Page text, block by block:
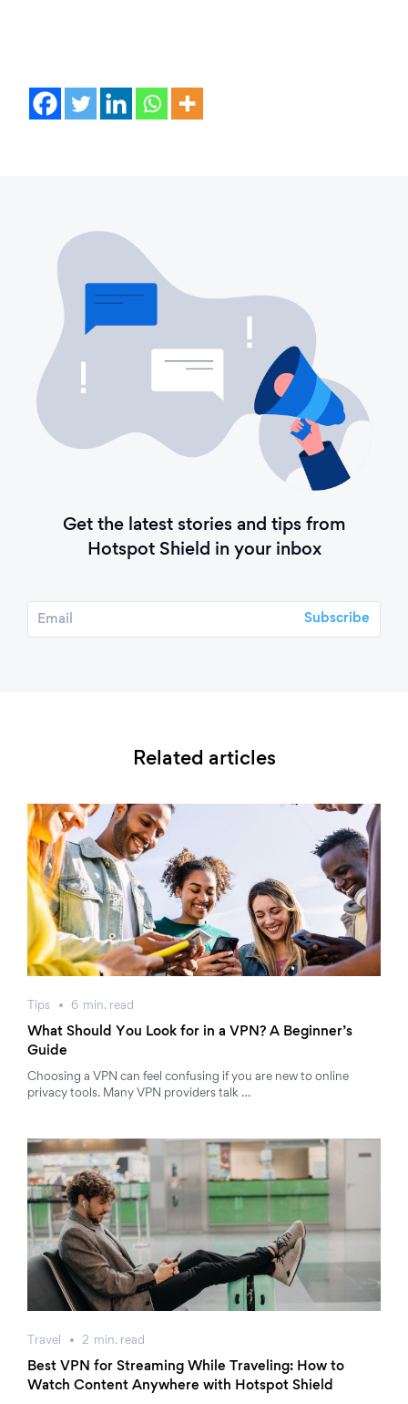
Get the latest stories and tips from
Hotspot Shield in your inbox
Related articles
Tips 6 min. read
What Should You Look for in a VPN? A Beginner’s
Guide
Choosing a VPN can feel confusing if you are new to online
privacy tools. Many VPN providers talk …
Travel 2 min. read
Best VPN for Streaming While Traveling: How to
Watch Content Anywhere with Hotspot Shield